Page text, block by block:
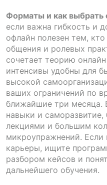
Форматы и как выбрать
если важна гибкость и
офлайн полезен тем,
общения и ролевых
сочетает теорию
интенсивы удобны для
высокой
ваших ограничений по
ближайшие три месяца.
навыки и
лекциями и большим
микроупражнений. Если
карьеры, ищите
разбором кейсов и
дальнейшего обучения.